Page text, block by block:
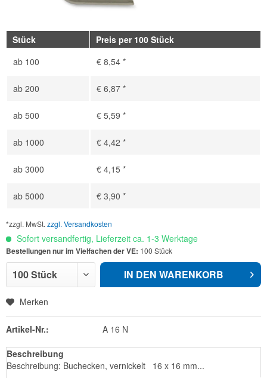
Stück
Preis per 100 Stück
ab 100 € 8,54 *
ab 200 € 6,87 *
ab 500 € 5,59 *
ab 1000 € 4,42 *
ab 3000 € 4,15 *
ab 5000 € 3,90 *
*zzgl. MwSt. zzgl. Versandkosten
Sofort versandfertig, Lieferzeit ca. 1-3 Werktage
Bestellungen nur im Vielfachen der VE: 100 Stück
IN DEN WARENKORB
Merken
Artikel-Nr.: A 16 N
Beschreibung
Beschreibung: Buchecken, vernickelt 16 x 16 mm...